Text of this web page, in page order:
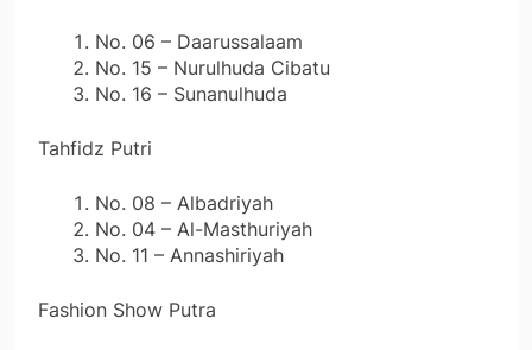
No. 06 – Daarussalaam
No. 15 – Nurulhuda Cibatu
No. 16 – Sunanulhuda
Tahfidz Putri
No. 08 – Albadriyah
No. 04 – Al-Masthuriyah
No. 11 – Annashiriyah
Fashion Show Putra